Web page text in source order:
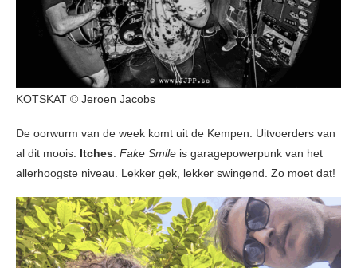
KOTSKAT © Jeroen Jacobs
De oorwurm van de week komt uit de Kempen. Uitvoerders van
al dit moois: Itches Fake Smile is garagepowerpunk van het
allerhoogste niveau. Lekker gek, lekker swingend. Zo moet dat!